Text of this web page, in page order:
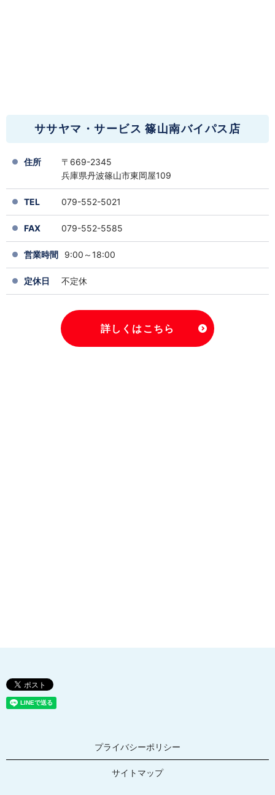
ササヤマ・サービス 篠山南バイパス店
住所
〒669-2345
兵庫県丹波篠山市東岡屋109
TEL 079-552-5021
FAX 079-552-5585
営業時間 9:00～18:00
定休日 不定休
詳しくはこちら
プライバシーポリシー
サイトマップ